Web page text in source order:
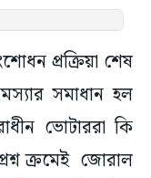
প্রক্রিয়া শেষ
সমাধান হল
ভোটাররা কি
ক্রমেই জোরাল